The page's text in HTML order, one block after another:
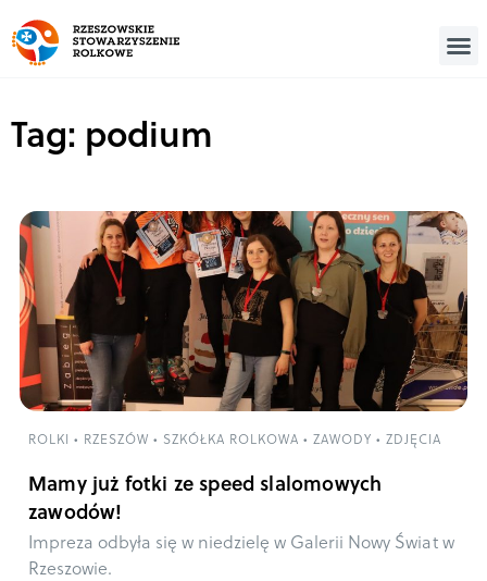
Tag: podium
ROLKI • RZESZÓW • SZKÓŁKA ROLKOWA • ZAWODY • ZDJĘCIA
Mamy już fotki ze speed slalomowych
zawodów!
Impreza odbyła się w niedzielę w Galerii Nowy Świat w
Rzeszowie.